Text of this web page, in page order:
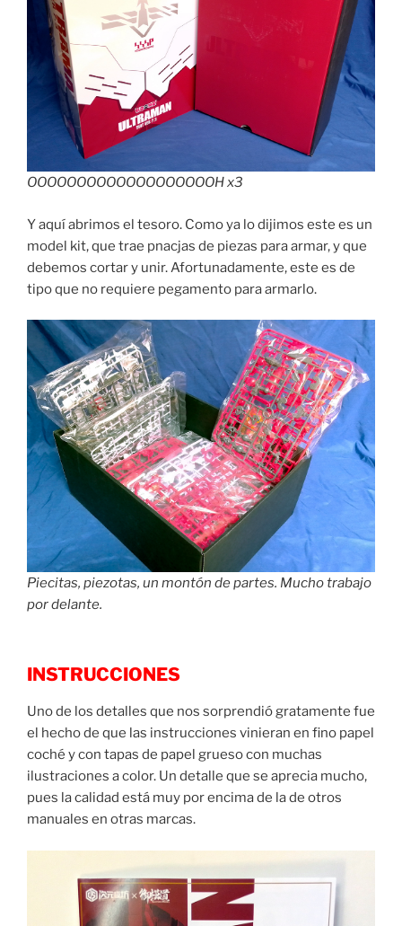
OOOOOOOOOOOOOOOOOOOH x3
Y aquí abrimos el tesoro. Como ya lo dijimos este es un
model kit, que trae pnacjas de piezas para armar, y que
debemos cortar y unir. Afortunadamente, este es de
tipo que no requiere pegamento para armarlo.
Piecitas, piezotas, un montón de partes. Mucho trabajo
por delante.
INSTRUCCIONES
Uno de los detalles que nos sorprendió gratamente fue
el hecho de que las instrucciones vinieran en fino papel
coché y con tapas de papel grueso con muchas
ilustraciones a color. Un detalle que se aprecia mucho,
pues la calidad está muy por encima de la de otros
manuales en otras marcas.